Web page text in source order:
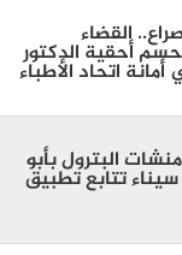
القضاء
أحقية الدكتور
اتحاد الأطباء
البترول بأبو
تتابع تطبيق